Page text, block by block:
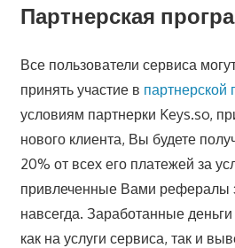
Партнерская
Все пользователи сервиса
принять участие в партнерской
условиям партнерки Keys.so,
нового клиента, Вы будете
20% от всех его платежей за
привлеченные Вами рефералы
навсегда. Заработанные
как на услуги сервиса, так и